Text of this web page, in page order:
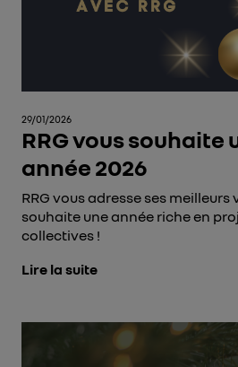
29/01/2026
RRG vous souhaite
année 2026
RRG vous adresse ses
souhaite une année riche en
collectives !
Lire la suite